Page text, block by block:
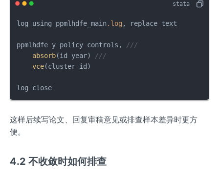
log using ppmlhdfe_main.log , replace text
ppmlhdfe y policy controls,
///
absorb(id year)
///
vce(cluster id)
log close
这样后续写论文、回复审稿意见或排查样本差异时更方
便。
4.2 不收敛时如何排查